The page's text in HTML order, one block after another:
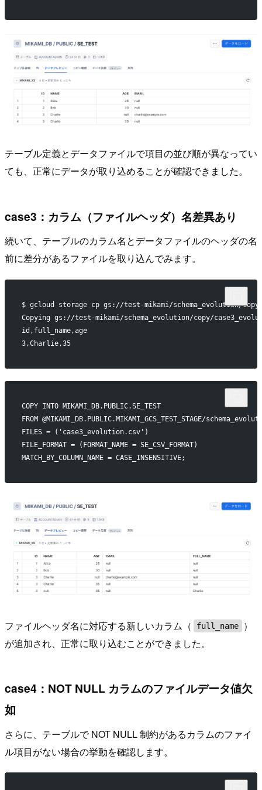
テーブル定義とデータファイルで項目の並び順が異なってい
ても、正常にデータが取り込めることが確認できました。
case3：カラム（ファイルヘッダ）名差異あり
続いて、テーブルのカラム名とデータファイルのヘッダの名
前に差分があるファイルを取り込んでみます。
$ gcloud storage cp gs://test-mikami/schema_evolution/
Copying gs://test-mikami/schema_evolution/copy/
id,full_name,age
3,Charlie,35
COPY INTO MIKAMI_DB.PUBLIC.SE_TEST
FROM @MIKAMI_DB.PUBLIC.MIKAMI_GCS_TEST_STAGE/
FILES = ('case3_evolution.csv')
FILE_FORMAT = (FORMAT_NAME = SE_CSV_FORMAT)
MATCH_BY_COLUMN_NAME = CASE_INSENSITIVE;
ファイルヘッダ名に対応する新しいカラム（ full_name
）
が追加され、正常に取り込むことができました。
case4：NOT NULL カラムのファイルデータ値欠
如
さらに、テーブルで NOT NULL 制約があるカラムのファイ
ル項目がない場合の挙動を確認します。